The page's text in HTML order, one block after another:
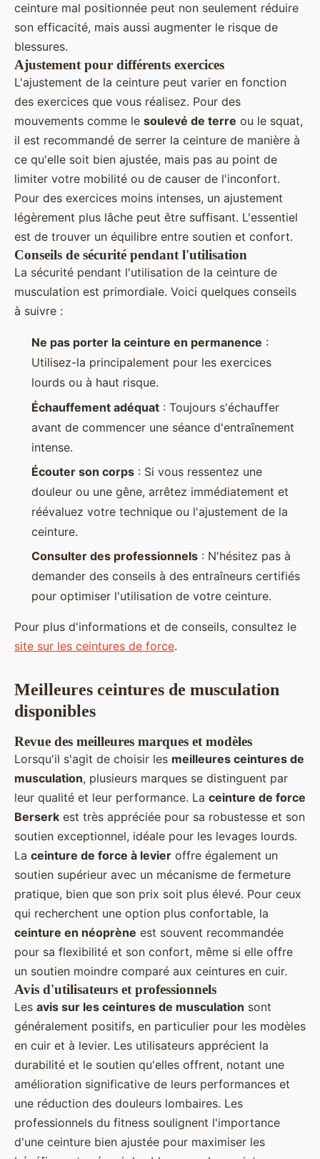
ceinture mal positionnée peut non seulement réduire
son efficacité, mais aussi augmenter le risque de
blessures.
Ajustement pour différents exercices
L'ajustement de la ceinture peut varier en fonction
des exercices que vous réalisez. Pour des
mouvements comme le soulevé de terre ou le squat,
il est recommandé de serrer la ceinture de manière à
ce qu'elle soit bien ajustée, mais pas au point de
limiter votre mobilité ou de causer de l'inconfort.
Pour des exercices moins intenses, un ajustement
légèrement plus lâche peut être suffisant. L'essentiel
est de trouver un équilibre entre soutien et confort.
Conseils de sécurité pendant l'utilisation
La sécurité pendant l'utilisation de la ceinture de
musculation est primordiale. Voici quelques conseils
à suivre :
Ne pas porter la ceinture en permanence :
Utilisez-la principalement pour les exercices
lourds ou à haut risque.
Échauffement adéquat : Toujours s'échauffer
avant de commencer une séance d'entraînement
intense.
Écouter son corps : Si vous ressentez une
douleur ou une gêne, arrêtez immédiatement et
réévaluez votre technique ou l'ajustement de la
ceinture.
Consulter des professionnels : N'hésitez pas à
demander des conseils à des entraîneurs certifiés
pour optimiser l'utilisation de votre ceinture.
Pour plus d'informations et de conseils, consultez le
site sur les ceintures de force.
Meilleures ceintures de musculation
disponibles
Revue des meilleures marques et modèles
Lorsqu'il s'agit de choisir les meilleures ceintures de
musculation, plusieurs marques se distinguent par
leur qualité et leur performance. La ceinture de force
Berserk est très appréciée pour sa robustesse et son
soutien exceptionnel, idéale pour les levages lourds.
La ceinture de force à levier offre également un
soutien supérieur avec un mécanisme de fermeture
pratique, bien que son prix soit plus élevé. Pour ceux
qui recherchent une option plus confortable, la
ceinture en néoprène est souvent recommandée
pour sa flexibilité et son confort, même si elle offre
un soutien moindre comparé aux ceintures en cuir.
Avis d'utilisateurs et professionnels
Les avis sur les ceintures de musculation sont
généralement positifs, en particulier pour les modèles
en cuir et à levier. Les utilisateurs apprécient la
durabilité et le soutien qu'elles offrent, notant une
amélioration significative de leurs performances et
une réduction des douleurs lombaires. Les
professionnels du fitness soulignent l'importance
d'une ceinture bien ajustée pour maximiser les